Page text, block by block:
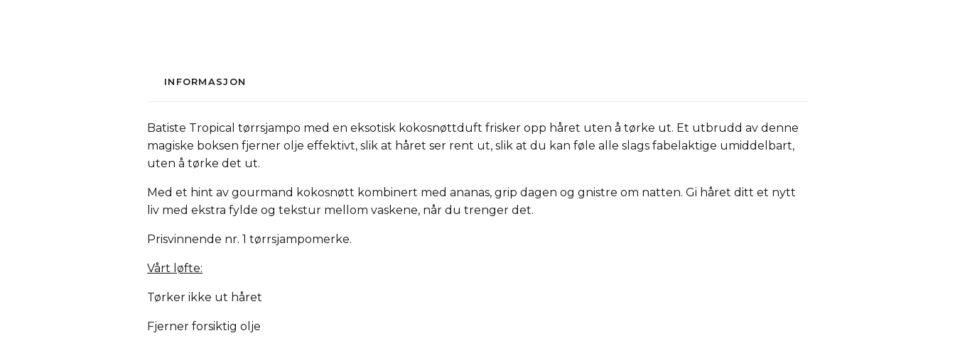
INFORMASJON
Batiste Tropical tørrsjampo med en eksotisk kokosnøttduft frisker opp håret uten å tørke ut. Et utbrudd av denne
magiske boksen fjerner olje effektivt, slik at håret ser rent ut, slik at du kan føle alle slags fabelaktige umiddelbart,
uten å tørke det ut.
Med et hint av gourmand kokosnøtt kombinert med ananas, grip dagen og gnistre om natten. Gi håret ditt et nytt
liv med ekstra fylde og tekstur mellom vaskene, når du trenger det.
Prisvinnende nr. 1 tørrsjampomerke.
Vårt løfte:
Tørker ikke ut håret
Fjerner forsiktig olje